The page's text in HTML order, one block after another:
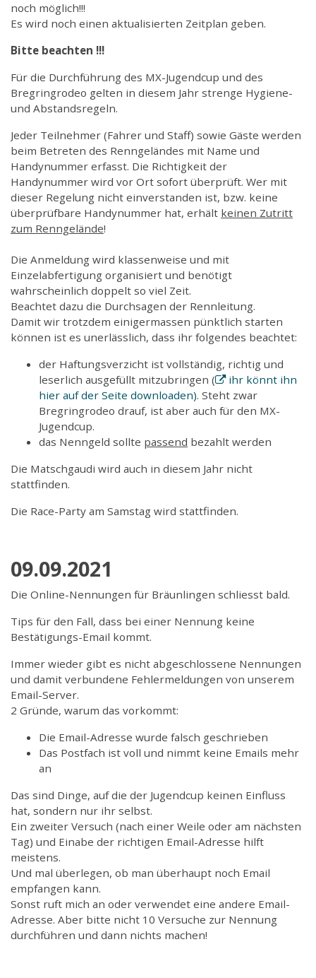
noch möglich!!!
Es wird noch einen aktualisierten Zeitplan geben.
Bitte beachten !!!
Für die Durchführung des MX-Jugendcup und des
Bregringrodeo gelten in diesem Jahr strenge Hygiene-
und Abstandsregeln.
Jeder Teilnehmer (Fahrer und Staff) sowie Gäste werden
beim Betreten des Renngeländes mit Name und
Handynummer erfasst. Die Richtigkeit der
Handynummer wird vor Ort sofort überprüft. Wer mit
dieser Regelung nicht einverstanden ist, bzw. keine
überprüfbare Handynummer hat, erhält keinen Zutritt
zum Renngelände!
Die Anmeldung wird klassenweise und mit
Einzelabfertigung organisiert und benötigt
wahrscheinlich doppelt so viel Zeit.
Beachtet dazu die Durchsagen der Rennleitung.
Damit wir trotzdem einigermassen pünktlich starten
können ist es unerlässlich, dass ihr folgendes beachtet:
der Haftungsverzicht ist vollständig, richtig und
leserlich ausgefüllt mitzubringen (
ihr könnt ihn
hier auf der Seite downloaden). Steht zwar
Bregringrodeo drauf, ist aber auch für den MX-
Jugendcup.
das Nenngeld sollte passend bezahlt werden
Die Matschgaudi wird auch in diesem Jahr nicht
stattfinden.
Die Race-Party am Samstag wird stattfinden.
09.09.2021
Die Online-Nennungen für Bräunlingen schliesst bald.
Tips für den Fall, dass bei einer Nennung keine
Bestätigungs-Email kommt.
Immer wieder gibt es nicht abgeschlossene Nennungen
und damit verbundene Fehlermeldungen von unserem
Email-Server.
2 Gründe, warum das vorkommt:
Die Email-Adresse wurde falsch geschrieben
Das Postfach ist voll und nimmt keine Emails mehr
an
Das sind Dinge, auf die der Jugendcup keinen Einfluss
hat, sondern nur ihr selbst.
Ein zweiter Versuch (nach einer Weile oder am nächsten
Tag) und Einabe der richtigen Email-Adresse hilft
meistens.
Und mal überlegen, ob man überhaupt noch Email
empfangen kann.
Sonst ruft mich an oder verwendet eine andere Email-
Adresse. Aber bitte nicht 10 Versuche zur Nennung
durchführen und dann nichts machen!